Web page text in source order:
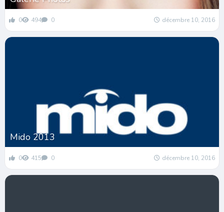
0 494 0 décembre 10, 2016
Mido 2013
0 415 0 décembre 10, 2016